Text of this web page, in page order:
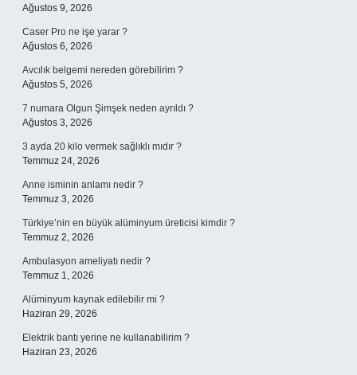
Ağustos 9, 2026
Caser Pro ne işe yarar ?
Ağustos 6, 2026
Avcılık belgemi nereden görebilirim ?
Ağustos 5, 2026
7 numara Olgun Şimşek neden ayrıldı ?
Ağustos 3, 2026
3 ayda 20 kilo vermek sağlıklı mıdır ?
Temmuz 24, 2026
Anne isminin anlamı nedir ?
Temmuz 3, 2026
Türkiye’nin en büyük alüminyum üreticisi kimdir ?
Temmuz 2, 2026
Ambulasyon ameliyatı nedir ?
Temmuz 1, 2026
Alüminyum kaynak edilebilir mi ?
Haziran 29, 2026
Elektrik bantı yerine ne kullanabilirim ?
Haziran 23, 2026